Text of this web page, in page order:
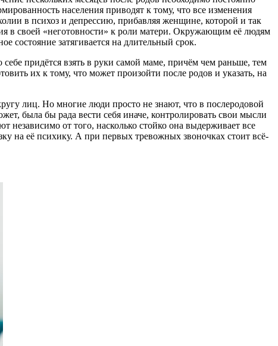
населения приводят к тому, что все изменения
в психоз и депрессию, прибавляя женщине, которой и так
в своей «неготовности» к роли матери. Окружающим её людям
состояние затягивается на длительный срок.
придётся взять в руки самой маме, причём чем раньше, тем
их к тому, что может произойти после родов и указать, на
лиц. Но многие люди просто не знают, что в послеродовой
была бы рада вести себя иначе, контролировать свои мысли
от того, насколько стойко она выдерживает все
на её психику. А при первых тревожных звоночках стоит всё-